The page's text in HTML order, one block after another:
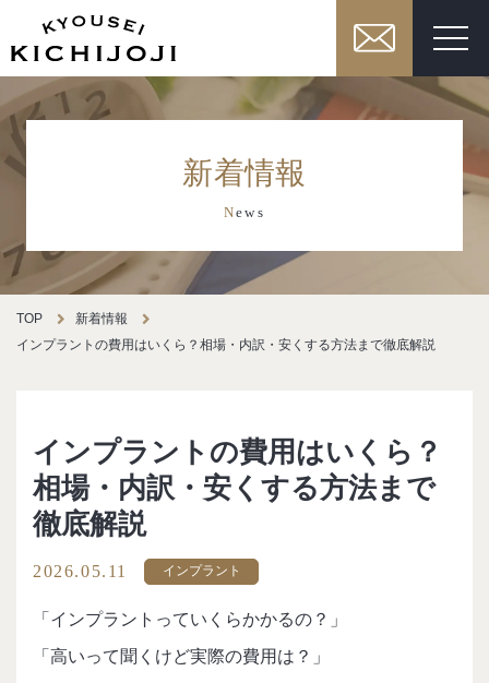
新着情報
News
TOP
新着情報
インプラントの費用はいくら？相場・内訳・安くする方法まで徹底解説
インプラントの費用はいくら？
相場・内訳・安くする方法まで
徹底解説
2026.05.11 インプラント
「インプラントっていくらかかるの？」
「高いって聞くけど実際の費用は？」